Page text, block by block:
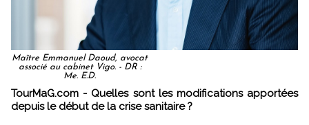
Maître Emmanuel Daoud, avocat
associé au cabinet Vigo. - DR :
Me. E.D.
TourMaG.com - Quelles sont les modifications apportées
depuis le début de la crise sanitaire ?